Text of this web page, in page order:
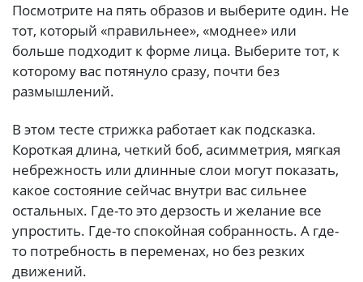
Посмотрите на пять образов и выберите один. Не
тот, который «правильнее», «моднее» или
больше подходит к форме лица. Выберите тот, к
которому вас потянуло сразу, почти без
размышлений.
В этом тесте стрижка работает как подсказка.
Короткая длина, четкий боб, асимметрия, мягкая
небрежность или длинные слои могут показать,
какое состояние сейчас внутри вас сильнее
остальных. Где-то это дерзость и желание все
упростить. Где-то спокойная собранность. А где-
то потребность в переменах, но без резких
движений.